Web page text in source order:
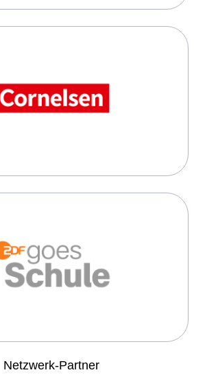
Netzwerk-Partner